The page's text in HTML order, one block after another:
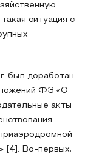
ситуация с
был доработан
ФЗ «О
акты
[4]. Во-первых,